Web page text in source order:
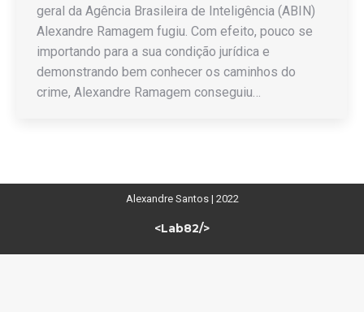
geral da Agência Brasileira de Inteligência (ABIN)
Alexandre Ramagem fugiu. Com efeito, pouco se
importando para a sua condição jurídica e
demonstrando bem conhecer os caminhos do
crime, Alexandre Ramagem conseguiu…
Alexandre Santos | 2022
<Lab82/>